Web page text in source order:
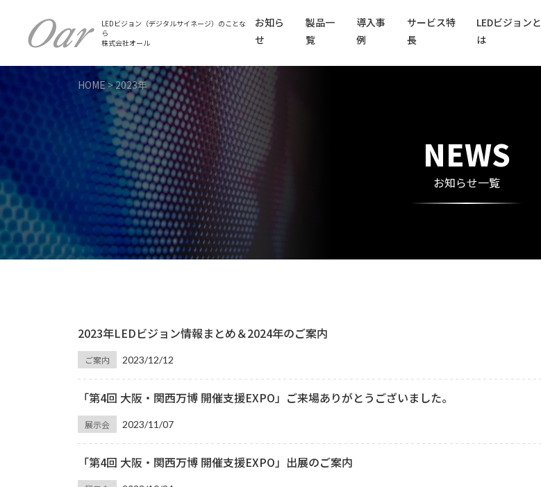
LEDビジョン（デジタルサイネージ）のことな
ら
株式会社オール
お知ら
せ
製品一
覧
導入事
例
サービス特
長
LEDビジョンと
は
HOME>2023年
NEWS
お知らせ一覧
2023年LEDビジョン情報まとめ＆2024年のご案内
ご案内 2023/12/12
「第4回 大阪・関西万博 開催支援EXPO」ご来場ありがとうございました。
展示会 2023/11/07
「第4回 大阪・関西万博 開催支援EXPO」出展のご案内